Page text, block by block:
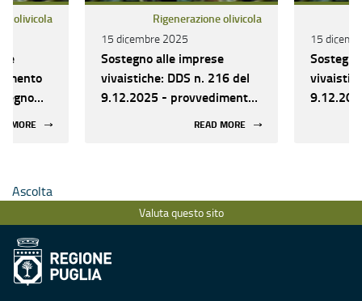
olivicola
MORE
Rigenerazione olivicola
15 dicembre 2025
Sostegno alle imprese
vivaistiche: DDS n. 216 del
9.12.2025 - provvedimento
READ MORE
15
Ascolta
Valuta questo sito